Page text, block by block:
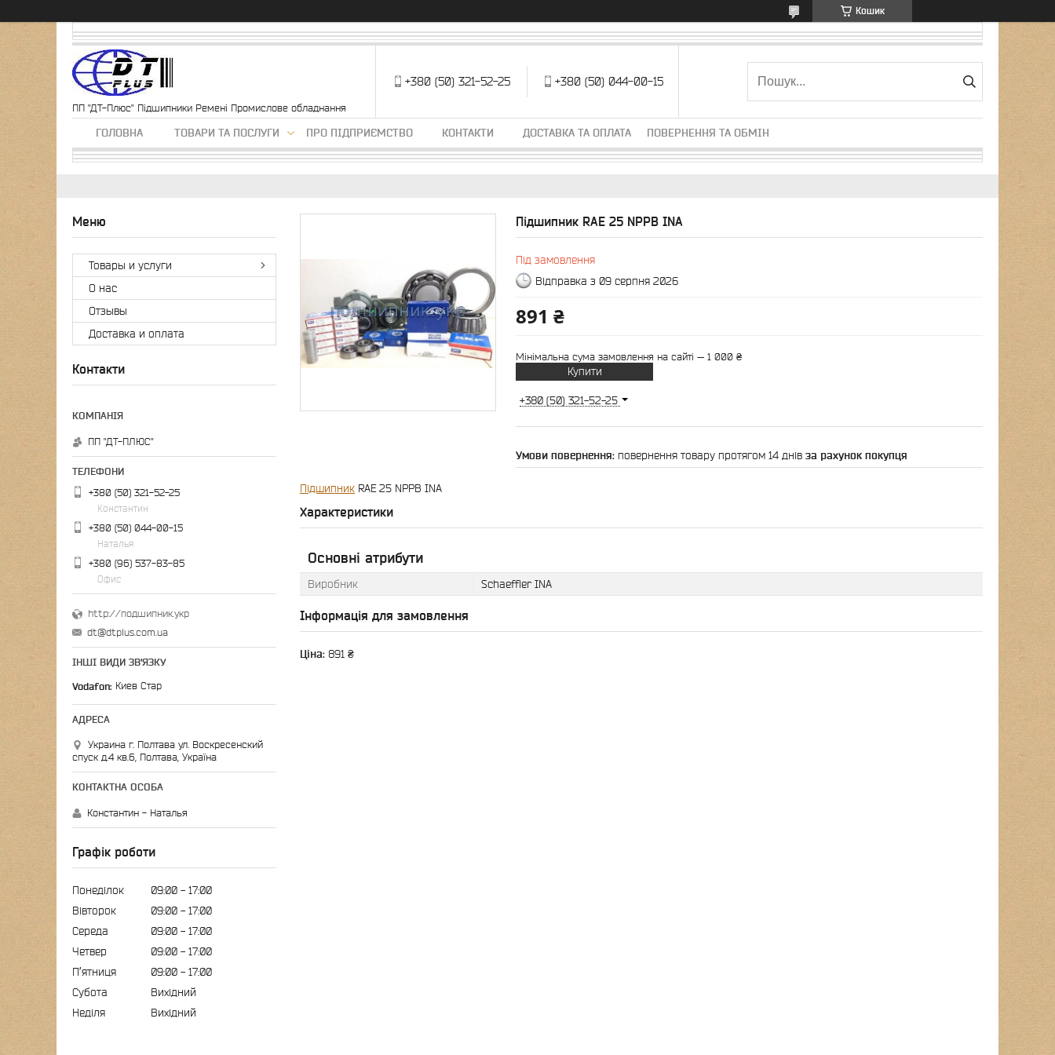
Кошик
ПП "ДТ-Плюс" Підшипники Ремені Промислове обладнання
+380 (50) 321-52-25 +380 (50) 044-00-15
ГОЛОВНА ТОВАРИ ТА ПОСЛУГИ ПРО ПІДПРИЄМСТВО КОНТАКТИ ДОСТАВКА ТА ОПЛАТА ПОВЕРНЕННЯ ТА ОБМІН
Підшипник RAE 25 NPPB INA
Під замовлення
Відправка з 09 серпня 2026
891 ₴
Мінімальна сума замовлення на сайті — 1 000 ₴
Купити
+380 (50) 321-52-25
повернення товару протягом 14 днів за рахунок покупця
Підшипник RAE 25 NPPB INA
Характеристики
Основні атрибути
Виробник Schaeffler INA
Інформація для замовлення
Ціна: 891 ₴
Товары и услуги
О нас
Отзывы
Доставка и оплата
Контакти
ПП "ДТ-ПЛЮС"
+380 (50) 321-52-25
Константин
+380 (50) 044-00-15
Наталья
+380 (96) 537-83-85
Офис
http://подшипник.укр
dt@dtplus.com.ua
ІНШІ ВИДИ ЗВ'ЯЗКУ
Vodafon Киев Стар
Украина г. Полтава ул. Воскресенский
спуск д.4 кв.6, Полтава, Україна
Константин - Наталья
Графік роботи
Понеділок 09:00
17:00
Вівторок
09:00
17:00
Середа
09:00
17:00
Четвер
09:00
17:00
Пʼятниця
09:00
17:00
Субота
Вихідний
Неділя
Вихідний